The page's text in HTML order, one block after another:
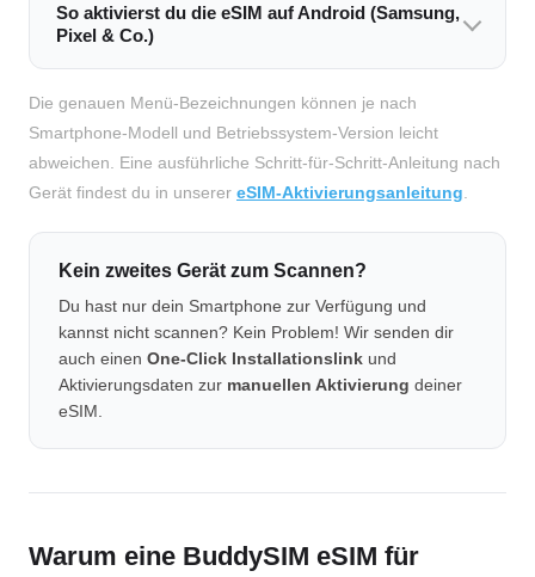
So aktivierst du die eSIM auf Android (Samsung,
Pixel & Co.)
Die genauen Menü-Bezeichnungen können je nach
Smartphone-Modell und Betriebssystem-Version leicht
abweichen. Eine ausführliche Schritt-für-Schritt-Anleitung nach
Gerät findest du in unserer eSIM-Aktivierungsanleitung
Kein zweites Gerät zum Scannen?
Du hast nur dein Smartphone zur Verfügung und
kannst nicht scannen? Kein Problem! Wir senden dir
auch einen One-Click Installationslink und
Aktivierungsdaten zur manuellen Aktivierung deiner
eSIM.
Warum eine BuddySIM eSIM für